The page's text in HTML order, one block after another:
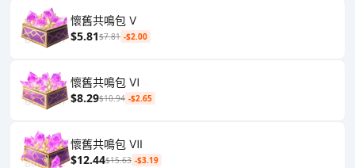
懷舊共鳴包 Ⅴ
$5.81$7.81 -$2.00
懷舊共鳴包 Ⅵ
$8.29$10.94 -$2.65
懷舊共鳴包 Ⅶ
$12.44$15.63 -$3.19